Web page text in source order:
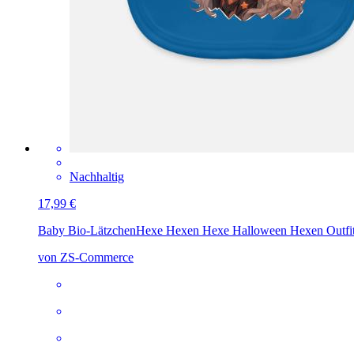
Nachhaltig
17,99 €
Baby Bio-LätzchenHexe Hexen Hexe Halloween Hexen
von ZS-Commerce